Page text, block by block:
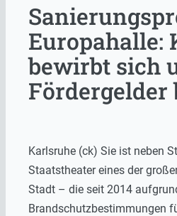
Europahalle:
bewirbt sich
Fördergelder
Karlsruhe (ck) Sie ist neben
Staatstheater eines der
Stadt – die seit 2014
Brandschutzbestimmungen